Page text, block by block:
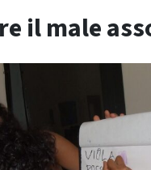
il male